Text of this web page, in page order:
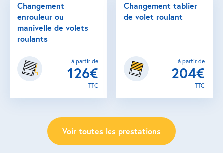
Changement
enrouleur ou
manivelle de volets
roulants
à partir de
126€
TTC
Changement tablier
de volet roulant
à partir de
204€
TTC
Voir toutes les prestations